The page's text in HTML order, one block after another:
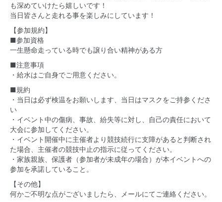
も深めていけたら嬉しいです！
当日皆さんと走れる事を楽しみにしています！
【参加規約】
■参加資格
一生懸命走っている時でも譲り合い精神がある方
■注意事項
・給水はご自身でご用意ください。
■規約
・当日は必ず検温をお願いします、当日はマスクをご持参くださ
い
・イベント中の傷病、事故、紛失等に対し、自己の責任において
大会に参加してください。
・イベント開催中に主催者より競技続行に支障があると判断され
た場合、主催者の競技中止の指示に従ってください。
・家族親族、保護者（参加者が未成年の場合）が本イベントへの
参加を承諾していること。
【その他】
何かご不明な点がございましたら、メールにてご連絡ください。